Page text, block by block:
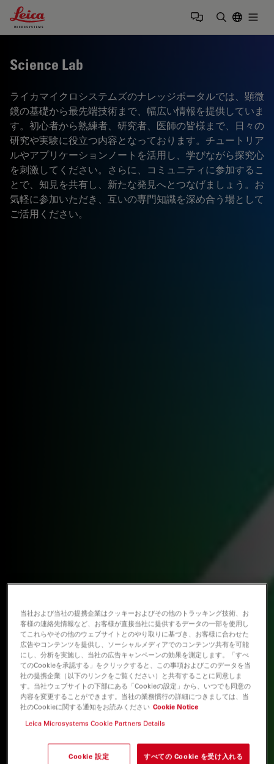
Leica Microsystems Logo
Science Lab
ライカマイクロシステムズのナレッジポータルでは、顕微
鏡の基礎から最先端技術まで、幅広い情報を提供していま
す。初心者から熟練者、研究者、医師の皆様まで、日々の
研究や実験に役立つ内容となっております。チュートリア
ルやアプリケーションノートを活用し、学びながら探究心
を刺激してください。さらに、コミュニティに参加するこ
とで、知見を共有し、新たな発見へとつなげましょう。お
気軽に参加いただき、互いの専門知識を深め合う場として
ご活用ください。
当社および当社の提携企業はクッキーおよびその他のトラッキング技術、お
客様の連絡先情報など、お客様が直接当社に提供するデータの一部を使用し
てこれらやその他のウェブサイトとのやり取りに基づき、お客様に合わせた
広告やコンテンツを提供し、ソーシャルメディアでのコンテンツ共有を可能
にし、分析を実施し、当社の広告キャンペーンの効果を測定します。「すべ
てのCookieを承認する」をクリックすると、この事項およびこのデータを当
社の提携企業（以下のリンクをご覧ください）と共有することに同意しま
す。当社ウェブサイトの下部にある「Cookieの設定」から、いつでも同意の
内容を変更することができます。当社の業務慣行の詳細につきましては、当
社のCookieに関する通知をお読みください Cookie Notice
Leica Microsystems Cookie Partners Details
Cookie 設定 すべての Cookie を受け入れる